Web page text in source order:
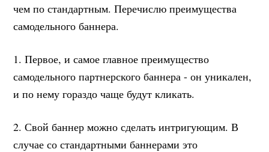
чем по стандартным. Перечислю преимущества
самодельного баннера.
1. Первое, и самое главное преимущество
самодельного партнерского баннера - он уникален,
и по нему гораздо чаще будут кликать.
2. Свой баннер можно сделать интригующим. В
случае со стандартными баннерами это